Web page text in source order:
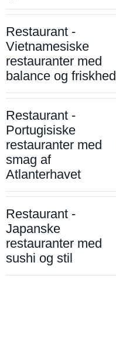
Restaurant -
Vietnamesiske
restauranter med
balance og friskhed
Restaurant -
Portugisiske
restauranter med
smag af
Atlanterhavet
Restaurant -
Japanske
restauranter med
sushi og stil